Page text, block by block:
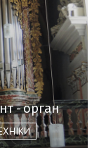
- орган